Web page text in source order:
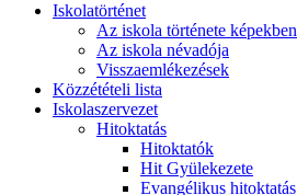
Iskolatörténet
Az iskola története képekben
Az iskola névadója
Visszaemlékezések
Közzétételi lista
Iskolaszervezet
Hitoktatás
Hitoktatók
Hit Gyülekezete
Evangélikus hitoktatás